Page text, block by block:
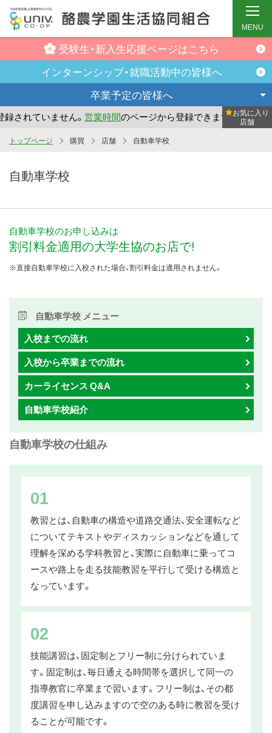
受験生・新入生応援ページはこちら
インターンシップ・就職活動中の皆様へ
卒業予定の皆様へ
れていません。営業時間のページから登録できます。 ま
お気に入り
店舗
MENU
トップページ 購買 店舗 自動車学校
自動車学校
自動車学校のお申し込みは
割引料金適用の大学生協のお店で!
※直接自動車学校に入校された場合、割引料金は適用されません。
自動車学校 メニュー
入校までの流れ
入校から卒業までの流れ
カーライセンス Q&A
自動車学校紹介
自動車学校の仕組み
01
教習とは、自動車の構造や道路交通法、安全運転など
についてテキストやディスカッションなどを通して
理解を深める学科教習と、実際に自動車に乗ってコ
ースや路上を走る技能教習を平行して受ける構造と
なっています。
02
技能講習は、固定制とフリー制に分けられていま
す。固定制は、毎日通える時間帯を選択して同一の
指導教官に卒業まで習います。フリー制は、その都
度講習を申し込みますので空のある時に教習を受け
ることが可能です。